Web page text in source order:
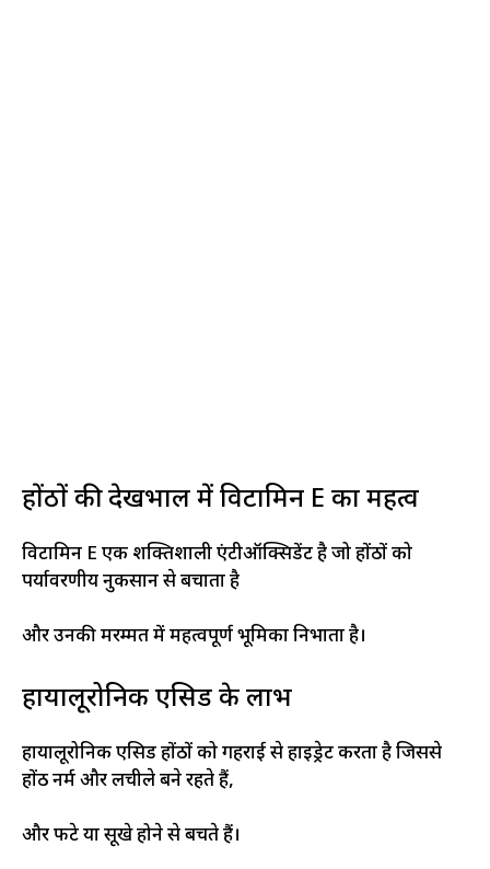
होंठों की देखभाल में विटामिन E का महत्व
विटामिन E एक शक्तिशाली एंटीऑक्सिडेंट है जो होंठों को
पर्यावरणीय नुकसान से बचाता है
और उनकी मरम्मत में महत्वपूर्ण भूमिका निभाता है।
हायालूरोनिक एसिड के लाभ
हायालूरोनिक एसिड होंठों को गहराई से हाइड्रेट करता है जिससे
होंठ नर्म और लचीले बने रहते हैं,
और फटे या सूखे होने से बचते हैं।